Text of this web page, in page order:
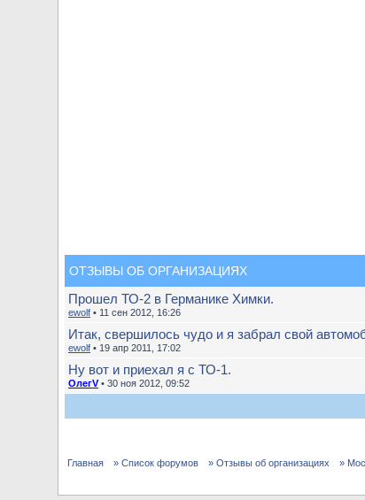
ОТЗЫВЫ ОБ ОРГАНИЗАЦИЯХ
Прошел ТО-2 в Германике Химки.
ewolf • 11 сен 2012, 16:26
Итак, свершилось чудо и я забрал свой
ewolf • 19 апр 2011, 17:02
Ну вот и приехал я с ТО-1.
ОлегV• 30 ноя 2012, 09:52
Главная » Список форумов » Отзывы об организациях »